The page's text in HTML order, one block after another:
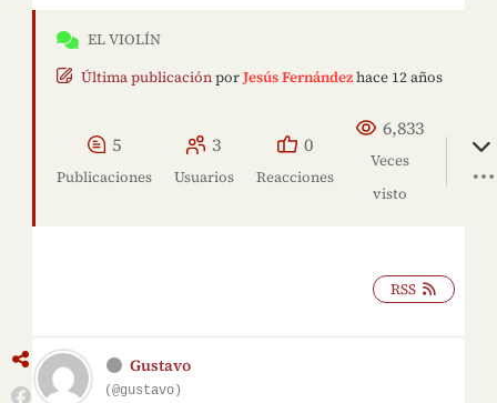
EL VIOLÍN
Última publicaciónporJesús Fernándezhace 12 años
5
Publicaciones
3
Usuarios
0
Reacciones
6,833
Veces
visto
RSS
Gustavo
(@gustavo)